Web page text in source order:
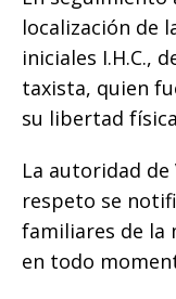
localización de
iniciales I.H.C.,
taxista, quien
su libertad
La autoridad
respeto se
familiares de la
en todo